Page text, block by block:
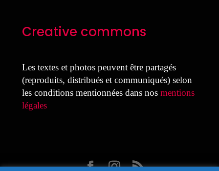
Creative commons
Les textes et photos peuvent être partagés
(reproduits, distribués et communiqués) selon
les conditions mentionnées dans nos mentions
légales